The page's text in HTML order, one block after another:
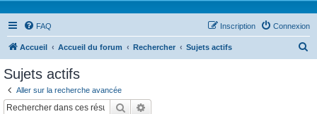
FAQ Connexion
Inscription
Accueil Accueil du forum Rechercher Sujets actifs
Sujets actifs
Aller sur la recherche avancée
Rechercher